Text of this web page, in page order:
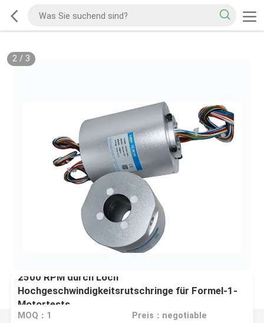
2/ 3
2500 RPM durch Loch
Hochgeschwindigkeitsrutschringe für Formel-1-
Motortests
MOQ：1 Preis：negotiable